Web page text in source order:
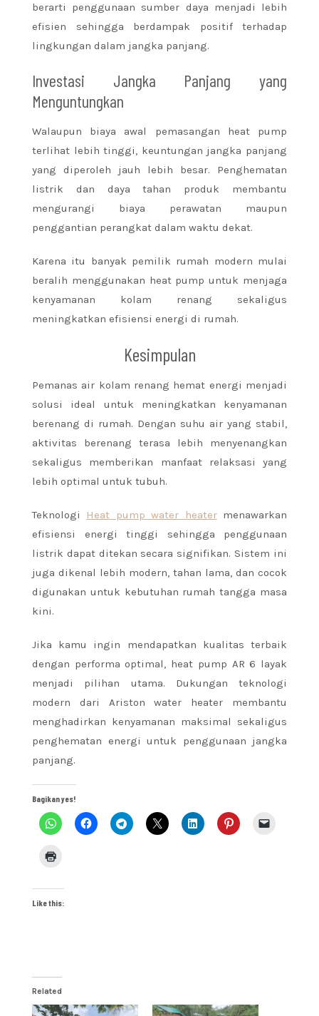
berarti penggunaan sumber daya menjadi lebih
efisien sehingga berdampak positif terhadap
lingkungan dalam jangka panjang.
Investasi Jangka Panjang yang
Menguntungkan
Walaupun biaya awal pemasangan heat pump
terlihat lebih tinggi, keuntungan jangka panjang
yang diperoleh jauh lebih besar. Penghematan
listrik dan daya tahan produk membantu
mengurangi biaya perawatan maupun
penggantian perangkat dalam waktu dekat.
Karena itu banyak pemilik rumah modern mulai
beralih menggunakan heat pump untuk menjaga
kenyamanan kolam renang sekaligus
meningkatkan efisiensi energi di rumah.
Kesimpulan
Pemanas air kolam renang hemat energi menjadi
solusi ideal untuk meningkatkan kenyamanan
berenang di rumah. Dengan suhu air yang stabil,
aktivitas berenang terasa lebih menyenangkan
sekaligus memberikan manfaat relaksasi yang
lebih optimal untuk tubuh.
Teknologi Heat pump water heatermenawarkan
efisiensi energi tinggi sehingga penggunaan
listrik dapat ditekan secara signifikan. Sistem ini
juga dikenal lebih modern, tahan lama, dan cocok
digunakan untuk kebutuhan rumah tangga masa
kini.
Jika kamu ingin mendapatkan kualitas terbaik
dengan performa optimal, heat pump AR 6 layak
menjadi pilihan utama. Dukungan teknologi
modern dari Ariston water heater membantu
menghadirkan kenyamanan maksimal sekaligus
penghematan energi untuk penggunaan jangka
panjang.
Bagikan yes!
Like this:
Related